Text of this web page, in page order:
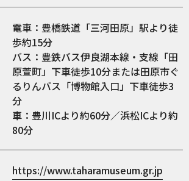
電車：豊橋鉄道「三河田原」駅より徒
歩約15分
バス：豊鉄バス伊良湖本線・支線「田
原萱町」下車徒歩10分または田原市ぐ
るりんバス「博物館入口」下車徒歩3
分
車：豊川ICより約60分／浜松ICより約
80分
https://www.taharamuseum.gr.jp